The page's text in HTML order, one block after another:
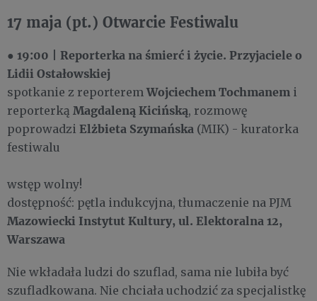
17 maja (pt.) Otwarcie Festiwalu
● 19:00
Reporterka na śmierć i życie. Przyjaciele o
Lidii Ostałowskiej
spotkanie z reporteremWojciechem Tochmanem i
reporterką Magdaleną Kicińską, rozmowę
poprowadzi Elżbieta Szymańska (MIK) - kuratorka
festiwalu
wstęp wolny!
dostępność: pętla indukcyjna, tłumaczenie na PJM
Mazowiecki Instytut Kultury, ul. Elektoralna 12,
Warszawa
Nie wkładała ludzi do szuflad, sama nie lubiła być
szufladkowana. Nie chciała uchodzić za specjalistkę